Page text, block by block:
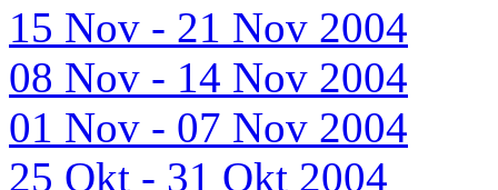
15 Nov - 21 Nov 2004
08 Nov - 14 Nov 2004
01 Nov - 07 Nov 2004
25 Okt - 31 Okt 2004